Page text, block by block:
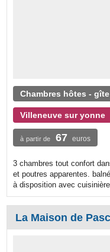
Chambres hôtes -
Villeneuve sur yonne
à partir de 67 euros
3 chambres tout confort
et poutres apparentes.
à disposition avec
La Maison de